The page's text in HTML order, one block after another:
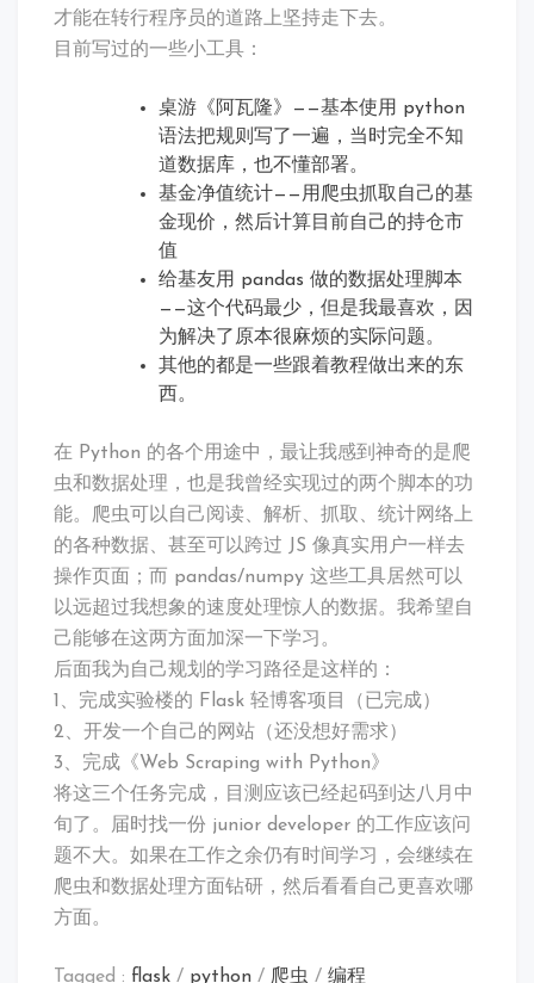
才能在转行程序员的道路上坚持走下去。
目前写过的一些小工具：
桌游《阿瓦隆》——基本使用 python
语法把规则写了一遍，当时完全不知
道数据库，也不懂部署。
基金净值统计——用爬虫抓取自己的基
金现价，然后计算目前自己的持仓市
值
给基友用 pandas 做的数据处理脚本
——这个代码最少，但是我最喜欢，因
为解决了原本很麻烦的实际问题。
其他的都是一些跟着教程做出来的东
西。
在 Python 的各个用途中，最让我感到神奇的是爬
虫和数据处理，也是我曾经实现过的两个脚本的功
能。爬虫可以自己阅读、解析、抓取、统计网络上
的各种数据、甚至可以跨过 JS 像真实用户一样去
操作页面；而 pandas/numpy 这些工具居然可以
以远超过我想象的速度处理惊人的数据。我希望自
己能够在这两方面加深一下学习。
后面我为自己规划的学习路径是这样的：
1、完成实验楼的 Flask 轻博客项目（已完成）
2、开发一个自己的网站（还没想好需求）
3、完成《Web Scraping with Python》
将这三个任务完成，目测应该已经起码到达八月中
旬了。届时找一份 junior developer 的工作应该问
题不大。如果在工作之余仍有时间学习，会继续在
爬虫和数据处理方面钻研，然后看看自己更喜欢哪
方面。
Tagged : flask / python / 爬虫 / 编程